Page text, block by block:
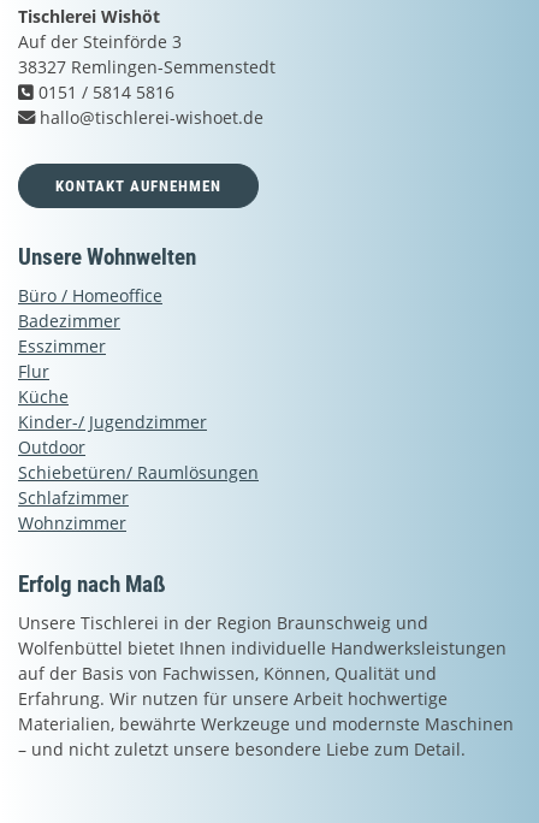
Tischlerei Wishöt
Auf der Steinförde 3
38327 Remlingen-Semmenstedt
0151 / 5814 5816
hallo@tischlerei-wishoet.de
KONTAKT AUFNEHMEN
Unsere Wohnwelten
Büro / Homeoffice
Badezimmer
Esszimmer
Flur
Küche
Kinder-/ Jugendzimmer
Outdoor
Schiebetüren/ Raumlösungen
Schlafzimmer
Wohnzimmer
Erfolg nach Maß
Unsere Tischlerei in der Region Braunschweig und
Wolfenbüttel bietet Ihnen individuelle Handwerksleistungen
auf der Basis von Fachwissen, Können, Qualität und
Erfahrung. Wir nutzen für unsere Arbeit hochwertige
Materialien, bewährte Werkzeuge und modernste Maschinen
– und nicht zuletzt unsere besondere Liebe zum Detail.